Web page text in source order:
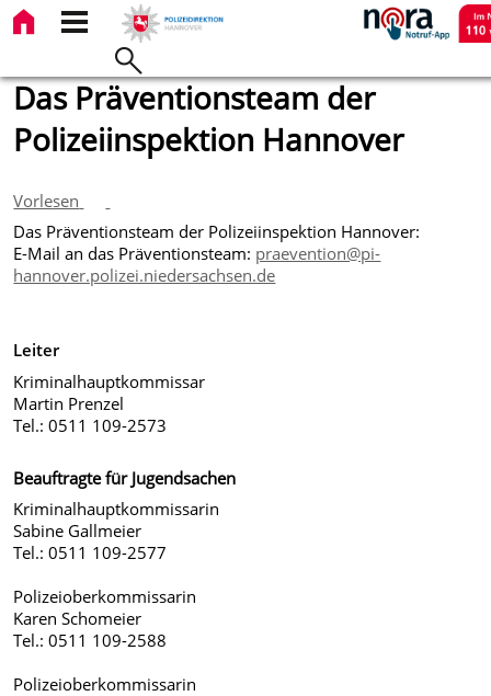
Das Präventionsteam der
Polizeiinspektion Hannover
Vorlesen
Das Präventionsteam der Polizeiinspektion Hannover:
E-Mail an das Präventionsteam: praevention@pi-
hannover.polizei.niedersachsen.de
Leiter
Kriminalhauptkommissar
Martin Prenzel
Tel.: 0511 109-2573
Beauftragte für Jugendsachen
Kriminalhauptkommissarin
Sabine Gallmeier
Tel.: 0511 109-2577
Polizeioberkommissarin
Karen Schomeier
Tel.: 0511 109-2588
Polizeioberkommissarin